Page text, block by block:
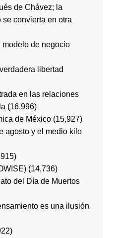
de Chávez; la
convierta en otra
modelo de negocio
libertad
en las relaciones
(16,996)
de México (15,927)
agosto y el medio kilo
(14,736)
del Día de Muertos
es una ilusión